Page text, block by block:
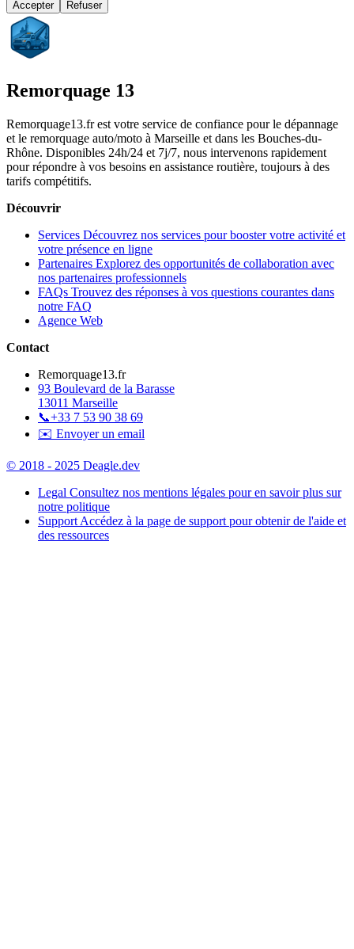
Accepter Refuser
Remorquage 13
Remorquage13.fr est votre service de confiance pour le dépannage
et le remorquage auto/moto à Marseille et dans les Bouches-du-
Rhône. Disponibles 24h/24 et 7j/7, nous intervenons rapidement
pour répondre à vos besoins en assistance routière, toujours à des
tarifs compétitifs.
Découvrir
Services Découvrez nos services pour booster votre activité et
votre présence en ligne
Partenaires Explorez des opportunités de collaboration avec
nos partenaires professionnels
FAQs Trouvez des réponses à vos questions courantes dans
notre FAQ
Agence Web
Contact
Remorquage13.fr
93 Boulevard de la Barasse
13011 Marseille
📞+33 7 53 90 38 69
✉️ Envoyer un email
© 2018 - 2025 Deagle.dev
Legal Consultez nos mentions légales pour en savoir plus sur
notre politique
Support Accédez à la page de support pour obtenir de l'aide et
des ressources